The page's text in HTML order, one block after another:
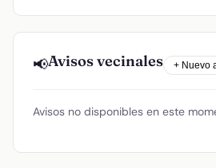
📢Avisos vecinales + Nuevo
Avisos no disponibles en este